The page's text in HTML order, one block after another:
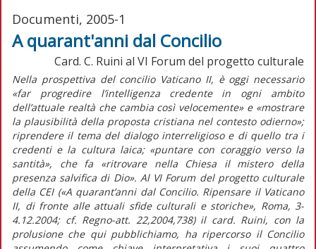
Documenti, 2005-1
A quarant'anni dal Concilio
Card. C. Ruini al VI Forum del progetto culturale
Nella prospettiva del concilio Vaticano II, è oggi necessario
«far progredire l’intelligenza credente in ogni ambito
dell’attuale realtà che cambia così velocemente» e «mostrare
la plausibilità della proposta cristiana nel contesto odierno»;
riprendere il tema del dialogo interreligioso e di quello tra i
credenti e la cultura laica; «puntare con coraggio verso la
santità», che fa «ritrovare nella Chiesa il mistero della
presenza salvifica di Dio». Al VI Forum del progetto culturale
della CEI («A quarant’anni dal Concilio. Ripensare il Vaticano
II, di fronte alle attuali sfide culturali e storiche», Roma, 3-
4.12.2004; cf. Regno-att. 22,2004,738) il card. Ruini, con la
prolusione che qui pubblichiamo, ha ripercorso il Concilio